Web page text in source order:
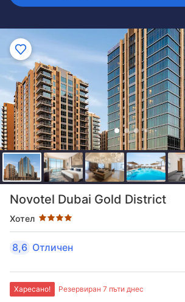
Novotel Dubai Gold District
Хотел
Оценка в звезди: 4 звезди
8,6 Отличен
Харесано! Резервиран 7 пъти днес